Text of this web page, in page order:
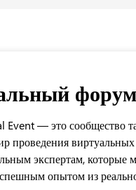
— это сообщество
проведения
экспертам, которые
опытом из